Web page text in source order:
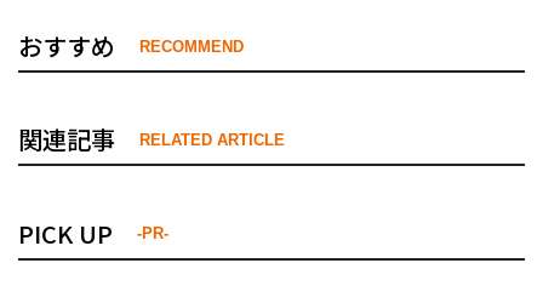
おすすめ RECOMMEND
関連記事 RELATED ARTICLE
PICK UP -PR-